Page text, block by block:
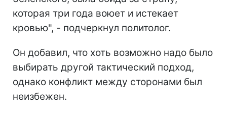
которая три года воюет и истекает
кровью", - подчеркнул политолог.
Он добавил, что хоть возможно надо было
выбирать другой тактический подход,
однако конфликт между сторонами был
неизбежен.